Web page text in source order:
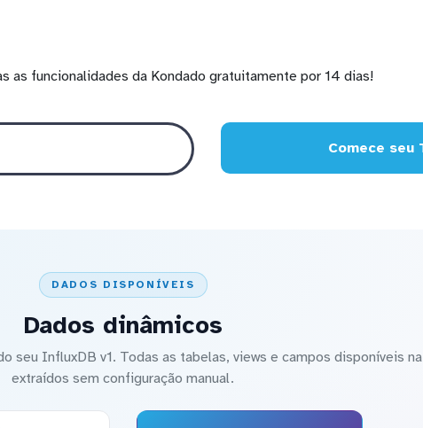
as funcionalidades da Kondado gratuitamente por 14 dias!
Comece seu
DADOS DISPONÍVEIS
Dados dinâmicos
seu InfluxDB v1. Todas as tabelas, views e campos disponíveis
extraídos sem configuração manual.